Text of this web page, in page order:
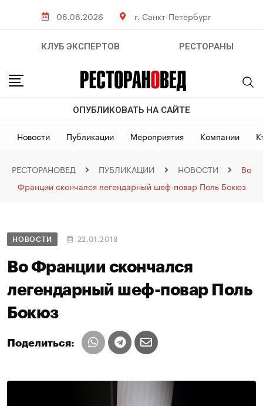
08.08.2026 г. Санкт-Петербург
КЛУБ ЭКСПЕРТОВ РЕСТОРАНЫ
ОПУБЛИКОВАТЬ НА САЙТЕ
Новости Публикации Мероприятия Компании
РЕСТОРАНОВЕД ПУБЛИКАЦИИ НОВОСТИ
Во
Франции скончался легендарный шеф-повар Поль Бокюз
НОВОСТИ 22.01.2018
Во Франции скончался
легендарный шеф-повар Поль
Бокюз
Поделиться: